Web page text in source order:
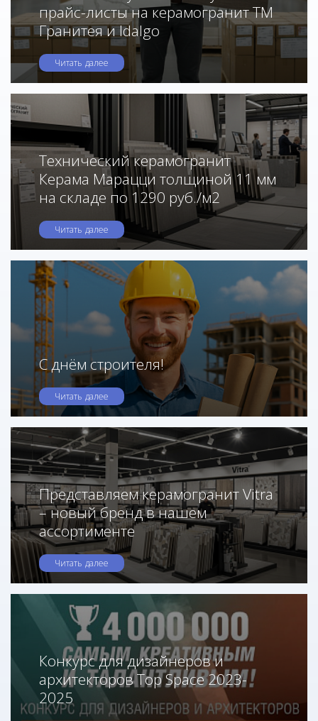
прайс-листы на керамогранит ТМ
Гранитея и Idalgo
Читать далее
Технический керамогранит
Керама Марацци толщиной 11 мм
на складе по 1290 руб./м2
Читать далее
С днём строителя!
Читать далее
Представляем керамогранит Vitra
– новый бренд в нашем
ассортименте
Читать далее
Конкурс для дизайнеров и
архитекторов Top Space 2023-
2025